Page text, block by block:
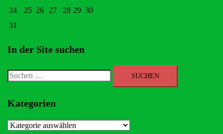
24
25 26 27 28 29 30
31
In der Site suchen
Suchen
Kategorien
Kategorien